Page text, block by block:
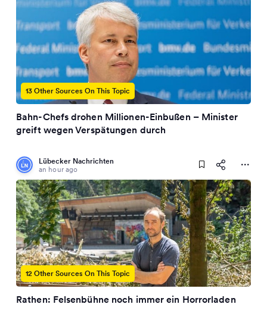
13 Other Sources On This Topic
Bahn-Chefs drohen Millionen-Einbußen – Minister
greift wegen Verspätungen durch
Lübecker Nachrichten
an hour ago
12 Other Sources On This Topic
Rathen: Felsenbühne noch immer ein Horrorladen